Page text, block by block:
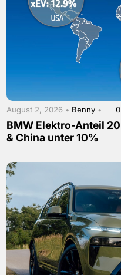
August 2, 2026 • Benny • 0
BMW Elektro-Anteil
& China unter 10%